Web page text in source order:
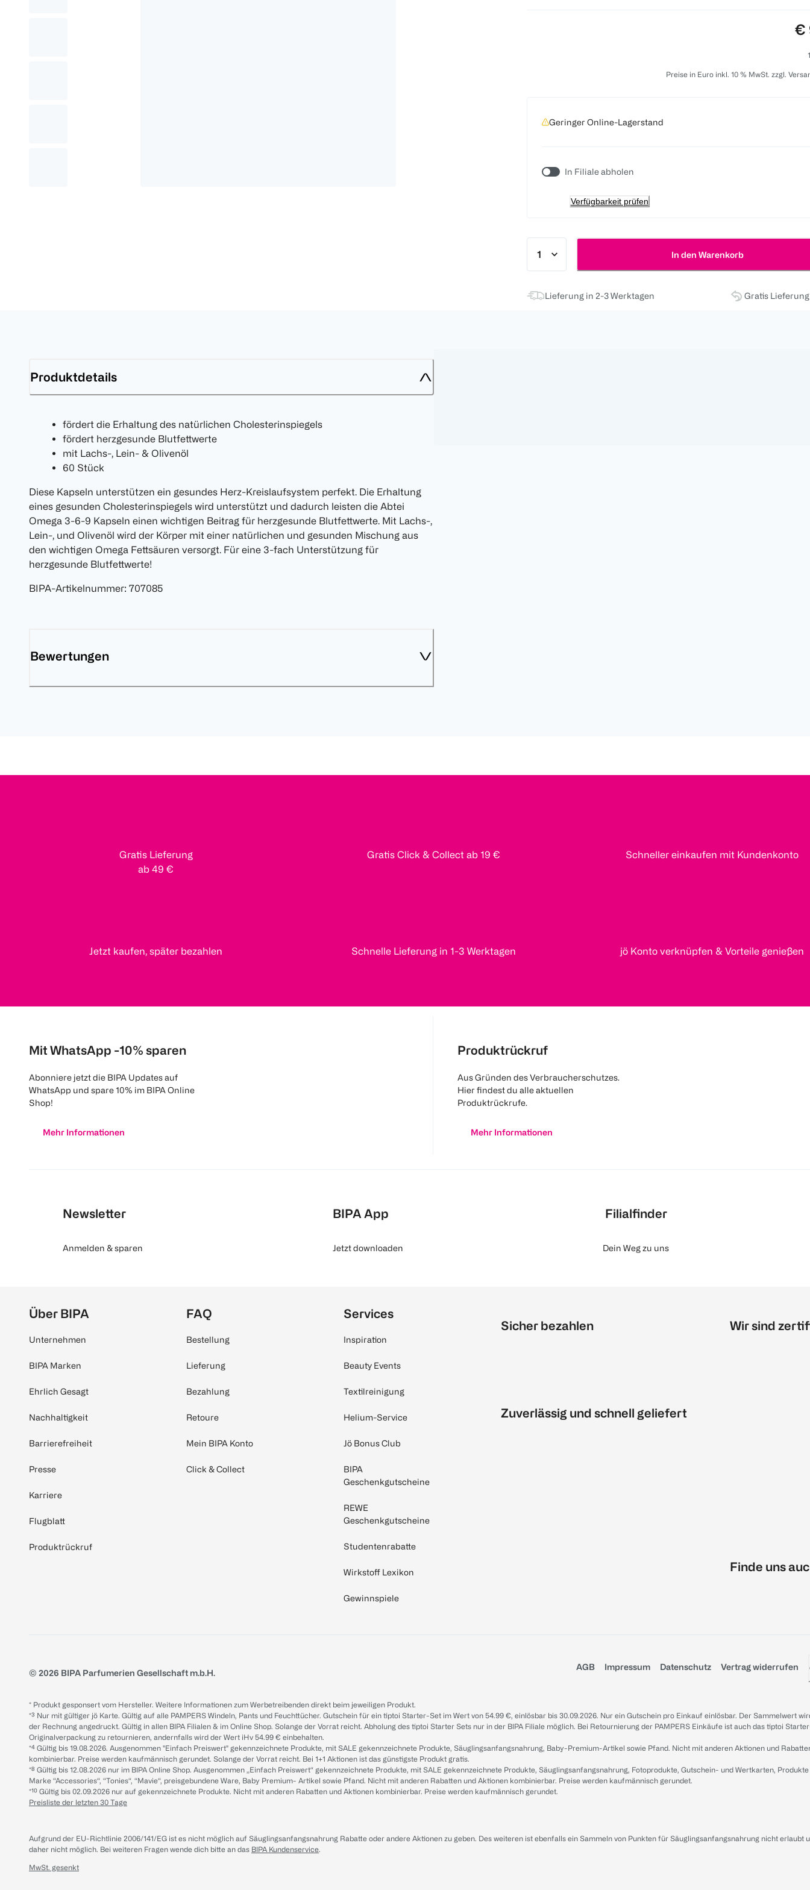
€
Preise in Euro inkl. 10 % MwSt. zzgl.
Geringer Online-Lagerstand
In Filiale abholen
Verfügbarkeit prüfen
In den Warenkorb
Lieferung in 2-3 Werktagen Gratis
Produktdetails
fördert die Erhaltung des natürlichen Cholesterinspiegels
fördert herzgesunde Blutfettwerte
mit Lachs-, Lein- & Olivenöl
60 Stück
Diese Kapseln unterstützen ein gesundes Herz-Kreislaufsystem perfekt. Die Erhaltung
eines gesunden Cholesterinspiegels wird unterstützt und dadurch leisten die Abtei
Omega 3-6-9 Kapseln einen wichtigen Beitrag für herzgesunde Blutfettwerte. Mit Lachs-,
Lein-, und Olivenöl wird der Körper mit einer natürlichen und gesunden Mischung aus
den wichtigen Omega Fettsäuren versorgt. Für eine 3-fach Unterstützung für
herzgesunde Blutfettwerte!
BIPA-Artikelnummer: 707085
Bewertungen
Gratis Lieferung
ab 49 €
Gratis Click & Collect ab 19 € Schneller einkaufen mit Kundenkonto
Jetzt kaufen, später bezahlen Schnelle Lieferung in 1-3 Werktagen jö Konto verknüpfen & Vorteile genießen
Mit WhatsApp -10% sparen
Abonniere jetzt die BIPA Updates auf
WhatsApp und spare 10% im BIPA Online
Shop!
Mehr Informationen
Produktrückruf
Aus Gründen des Verbraucherschutzes.
Hier findest du alle aktuellen
Produktrückrufe.
Mehr Informationen
Newsletter
Anmelden & sparen
BIPA App
Jetzt downloaden
Filialfinder
Dein Weg zu uns
Über BIPA
Unternehmen
BIPA Marken
Ehrlich Gesagt
Nachhaltigkeit
Barrierefreiheit
Presse
Karriere
Flugblatt
Produktrückruf
FAQ
Bestellung
Lieferung
Bezahlung
Retoure
Mein BIPA Konto
Click & Collect
Services
Inspiration
Beauty Events
Textilreinigung
Helium-Service
Jö Bonus Club
BIPA
Geschenkgutscheine
REWE
Geschenkgutscheine
Studentenrabatte
Wirkstoff Lexikon
Gewinnspiele
Sicher bezahlen
Zuverlässig und schnell geliefert
Wir sind
Finde uns
© 2026 BIPA Parfumerien Gesellschaft m.b.H.
AGB Impressum Datenschutz Vertrag widerrufen
* Produkt gesponsert vom Hersteller. Weitere Informationen zum Werbetreibenden direkt beim jeweiligen Produkt.
*³ Nur mit gültiger jö Karte. Gültig auf alle PAMPERS Windeln, Pants und Feuchttücher. Gutschein für ein tiptoi Starter-Set im Wert von 54.99 €, einlösbar bis 30.09.2026. Nur ein Gutschein pro Einkauf einlösbar. Der Sammelwert
der Rechnung angedruckt. Gültig in allen BIPA Filialen & im Online Shop. Solange der Vorrat reicht. Abholung des tiptoi Starter Sets nur in der BIPA Filiale möglich. Bei Retournierung der PAMPERS Einkäufe ist auch das tiptoi
Originalverpackung zu retournieren, andernfalls wird der Wert iHv 54.99 € einbehalten.
*⁴ Gültig bis 19.08.2026. Ausgenommen "Einfach Preiswert" gekennzeichnete Produkte, mit SALE gekennzeichnete Produkte, Säuglingsanfangsnahrung, Baby-Premium-Artikel sowie Pfand. Nicht mit anderen Aktionen und
kombinierbar. Preise werden kaufmännisch gerundet. Solange der Vorrat reicht. Bei 1+1 Aktionen ist das günstigste Produkt gratis.
*⁸ Gültig bis 12.08.2026 nur im BIPA Online Shop. Ausgenommen „Einfach Preiswert“ gekennzeichnete Produkte, mit SALE gekennzeichnete Produkte, Säuglingsanfangsnahrung, Fotoprodukte, Gutschein- und Wertkarten,
Marke “Accessories“, “Tonies“, “Mavie“, preisgebundene Ware, Baby Premium- Artikel sowie Pfand. Nicht mit anderen Rabatten und Aktionen kombinierbar. Preise werden kaufmännisch gerundet.
*¹⁰ Gültig bis 02.09.2026 nur auf gekennzeichnete Produkte. Nicht mit anderen Rabatten und Aktionen kombinierbar. Preise werden kaufmännisch gerundet.
Preisliste der letzten 30 Tage
Aufgrund der EU-Richtlinie 2006/141/EG ist es nicht möglich auf Säuglingsanfangsnahrung Rabatte oder andere Aktionen zu geben. Des weiteren ist ebenfalls ein Sammeln von Punkten für Säuglingsanfangsnahrung nicht erlaubt
daher nicht möglich. Bei weiteren Fragen wende dich bitte an das BIPA Kundenservice.
MwSt. gesenkt